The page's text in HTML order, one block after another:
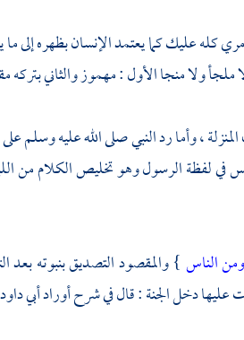
عليك كما يعتمد الإنسان بظهره إلى
ولا منجا الأول : مهموز والثاني
، وأما رد النبي صلى الله عليه وسلم على
في لفظة الرسول وهو تخليص الكلام من
الناس} والمقصود التصديق بنبوته بعد
دخل الجنة : قال في شرح أورادأبي داود